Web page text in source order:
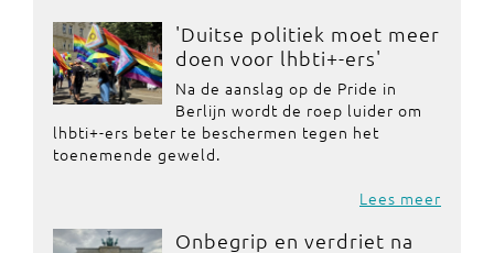
'Duitse politiek moet meer
doen voor lhbti+-ers'
Na de aanslag op de Pride in
Berlijn wordt de roep luider om
lhbti+-ers beter te beschermen tegen het
toenemende geweld.
Lees meer
Onbegrip en verdriet na